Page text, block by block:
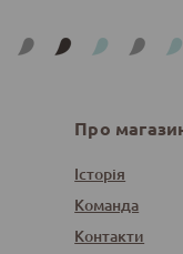
Про
Історія
Команда
Контакти